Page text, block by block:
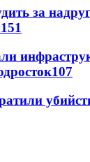
за
151
107